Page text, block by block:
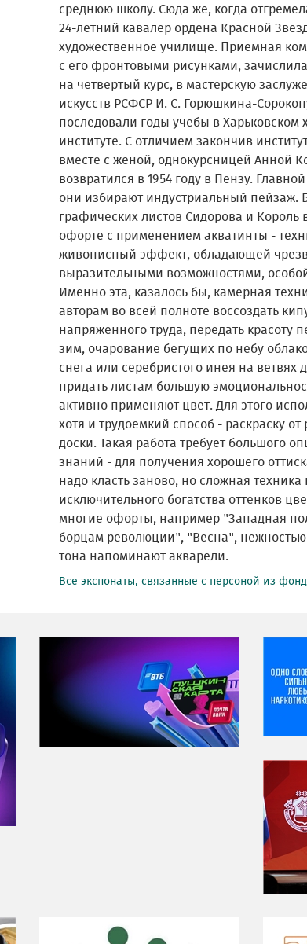
среднюю школу. Сюда же, когда
24-летний кавалер ордена Красной
художественное училище. Приемная
с его фронтовыми рисунками,
на четвертый курс, в мастерскую
искусств РСФСР И. С. Горюшкина-
последовали годы учебы в Харьковском
институте. С отличием закончив
вместе с женой, однокурсницей Анной
возвратился в 1954 году в Пензу.
они избирают индустриальный пейзаж.
графических листов Сидорова и
офорте с применением акватинты -
живописный эффект, обладающей
выразительными возможностями,
Именно эта, казалось бы, камерная
авторам во всей полноте воссоздать
напряженного труда, передать красоту
зим, очарование бегущих по небу
снега или серебристого инея на ветвях
придать листам большую
активно применяют цвет. Для этого
хотя и трудоемкий способ - раскраску
доски. Такая работа требует большого
знаний - для получения хорошего
надо класть заново, но сложная техника
исключительного богатства оттенков
многие офорты, например "Западная
борцам революции", "Весна",
тона напоминают акварели.
Все экспонаты, связанные с персоной из
НИ
08